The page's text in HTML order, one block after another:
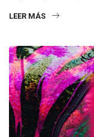
LEER MÁS